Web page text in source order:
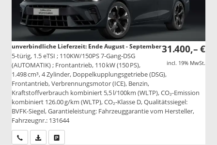
31.400,– €
incl. 19% MwSt.
unverbindliche Lieferzeit: Ende August - September
5-türig, 1.5 eTSI ; 110KW/150PS 7-Gang-DSG
(AUTOMATIK) ; Frontantrieb, 110 kW (150 PS),
1.498 cm³, 4 Zylinder, Doppelkupplungsgetriebe (DSG),
Frontantrieb, Verbrennungsmotor (ICE), Benzin,
Kraftstoffverbrauch kombiniert 5,5 l/100km (WLTP), CO₂-Emission
kombiniert 126.00 g/km (WLTP), CO₂-Klasse D, Qualitätssiegel:
BVFK-Siegel, Garantieleistung: Fahrzeuggarantie vom Hersteller,
Fahrzeugnr.: 131644
Wir rufen Sie anPDF-Datei, Fahrzeugexposé drucken